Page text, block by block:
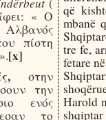
« Ο
Αλβανός
πίστη
[x]
στην
την
ενός
το
që
mbanë
tre fe,
fetare
Harold